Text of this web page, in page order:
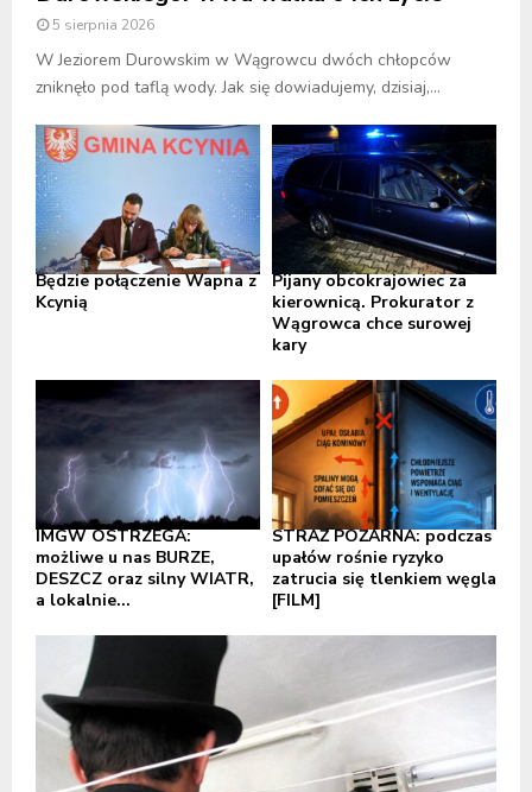
5 sierpnia 2026
W Jeziorem Durowskim w Wągrowcu dwóch chłopców
zniknęło pod taflą wody. Jak się dowiadujemy, dzisiaj,...
Będzie połączenie Wapna z
Kcynią
Pijany obcokrajowiec za
kierownicą. Prokurator z
Wągrowca chce surowej
kary
IMGW OSTRZEGA:
możliwe u nas BURZE,
DESZCZ oraz silny WIATR,
a lokalnie...
STRAŻ POŻARNA: podczas
upałów rośnie ryzyko
zatrucia się tlenkiem węgla
[FILM]